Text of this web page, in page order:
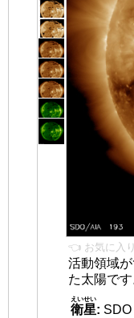
👈 お気に入
活動領域
た太陽です
衛星
えいせい
: SDO